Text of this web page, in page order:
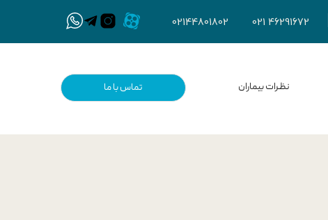
02144801802 021 46291672
نظرات بیماران تماس با ما